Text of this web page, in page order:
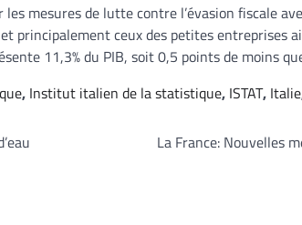
mesures de lutte contre l’évasion fiscale
principalement ceux des petites entreprises
11,3% du PIB, soit 0,5 points de moins
, Institut italien de la statistique, ISTAT, Italie
La France: Nouvelles